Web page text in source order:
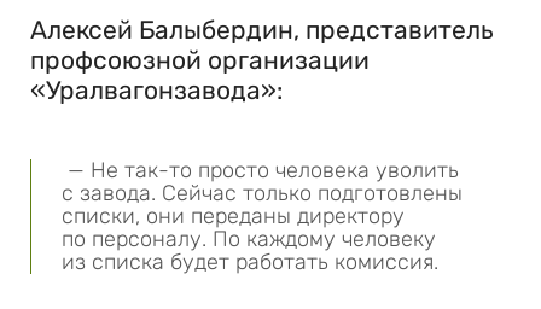
Алексей Балыбердин, представитель
профсоюзной организации
«Уралвагонзавода»:
— Не так-то просто человека уволить
с завода. Сейчас только подготовлены
списки, они переданы директору
по персоналу. По каждому человеку
из списка будет работать комиссия.